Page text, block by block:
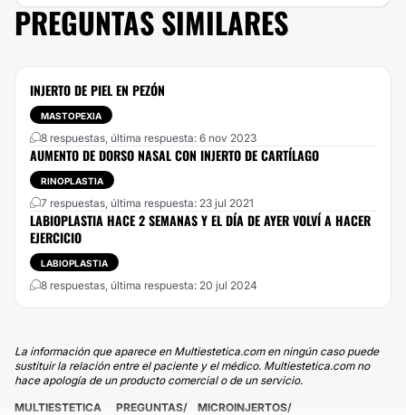
PREGUNTAS SIMILARES
INJERTO DE PIEL EN PEZÓN
MASTOPEXIA
8 respuestas, última respuesta: 6 nov 2023
AUMENTO DE DORSO NASAL CON INJERTO DE CARTÍLAGO
RINOPLASTIA
7 respuestas, última respuesta: 23 jul 2021
LABIOPLASTIA HACE 2 SEMANAS Y EL DÍA DE AYER VOLVÍ A HACER
EJERCICIO
LABIOPLASTIA
8 respuestas, última respuesta: 20 jul 2024
La información que aparece en Multiestetica.com en ningún caso puede
sustituir la relación entre el paciente y el médico. Multiestetica.com no
hace apología de un producto comercial o de un servicio.
MULTIESTETICA PREGUNTAS
MICROINJERTOS